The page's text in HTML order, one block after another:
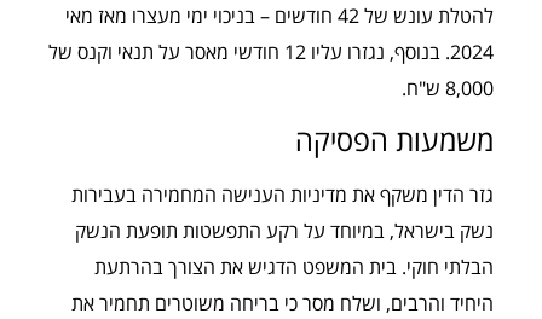
להטלת עונש של 42 חודשים – בניכוי ימי מעצרו מאז מאי
2024. בנוסף, נגזרו עליו 12 חודשי מאסר על תנאי וקנס של
8,000 ש"ח.
משמעות הפסיקה
גזר הדין משקף את מדיניות הענישה המחמירה בעבירות
נשק בישראל, במיוחד על רקע התפשטות תופעת הנשק
הבלתי חוקי. בית המשפט הדגיש את הצורך בהרתעת
היחיד והרבים, ושלח מסר כי בריחה משוטרים תחמיר את